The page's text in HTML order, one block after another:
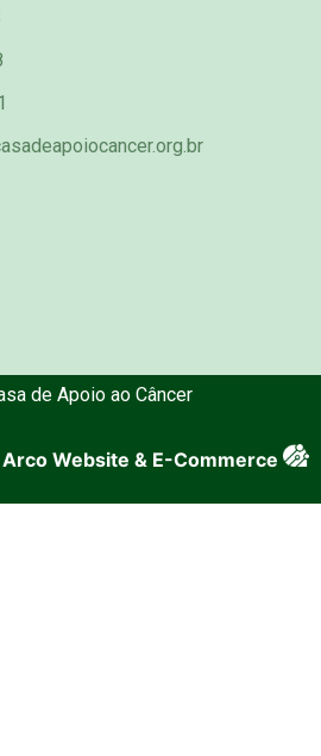
de Apoio ao Câncer
Arco Website & E-Commerce